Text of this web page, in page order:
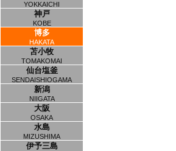
YOKKAICHI
神戸
KOBE
博多
HAKATA
苫小牧
TOMAKOMAI
仙台塩釜
SENDAISHIOGAMA
新潟
NIIGATA
大阪
OSAKA
水島
MIZUSHIMA
伊予三島